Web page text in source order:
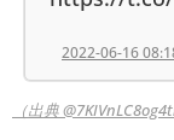
2022-06-16
（出典